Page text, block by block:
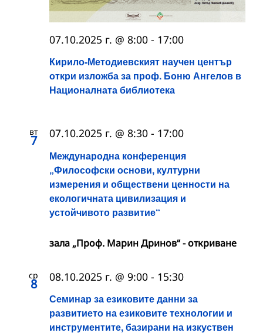
Кирило-Методиевският научен център
откри изложба за проф. Боню Ангелов в
Националната библиотека
07.10.2025 г. @ 8:00 - 17:00
вт
7
Международна конференция
„Философски основи, културни
измерения и обществени ценности на
екологичната цивилизация и
устойчивото развитие“
07.10.2025 г. @ 8:30 - 17:00
зала „Проф. Марин Дринов“ - откриване
ср
8
Семинар за езиковите данни за
развитието на езиковите технологии и
инструментите, базирани на изкуствен
08.10.2025 г. @ 9:00 - 15:30